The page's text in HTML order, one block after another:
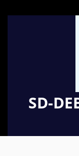
au
SD-